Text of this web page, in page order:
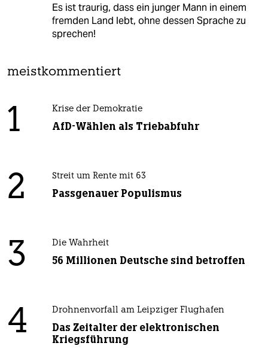
Es ist traurig, dass ein junger Mann in einem
fremden Land lebt, ohne dessen Sprache zu
sprechen!
meistkommentiert
1 Krise der Demokratie
AfD-Wählen als Triebabfuhr
2 Streit um Rente mit 63
Passgenauer Populismus
3 Die Wahrheit
56 Millionen Deutsche sind betroffen
4 Drohnenvorfall am Leipziger Flughafen
Das Zeitalter der elektronischen
Kriegsführung